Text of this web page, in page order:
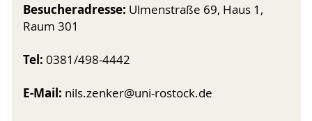
Besucheradresse: Ulmenstraße 69, Haus 1,
Raum 301
Tel: 0381/498-4442
E-Mail: nils.zenker@uni-rostock.de